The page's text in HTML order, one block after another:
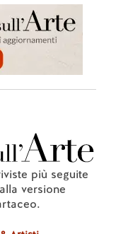
più seguite
versione